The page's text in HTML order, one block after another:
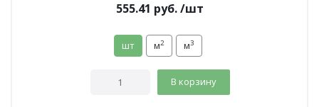
555.41 руб./шт
шт м2 м3
В корзину